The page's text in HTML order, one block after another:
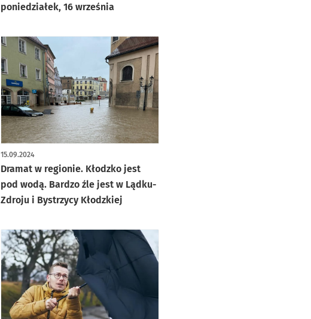
poniedziałek, 16 września
Dramat w regionie. Kłodzko jest
pod wodą. Bardzo źle jest w Lądku-
Zdroju i Bystrzycy Kłodzkiej
15.09.2024